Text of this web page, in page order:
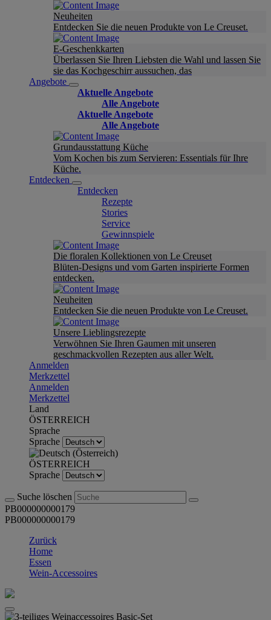
Neuheiten
Entdecken Sie die neuen Produkte von Le Creuset.
E-Geschenkkarten
Überlassen Sie Ihren Liebsten die Wahl und lassen Sie
sie das Kochgeschirr aussuchen, das
Angebote
Aktuelle Angebote
Alle Angebote
Aktuelle Angebote
Alle Angebote
Grundausstattung Küche
Vom Kochen bis zum Servieren: Essentials für Ihre
Küche.
Entdecken
Entdecken
Rezepte
Stories
Service
Gewinnspiele
Die floralen Kollektionen von Le Creuset
Blüten-Designs und vom Garten inspirierte Formen
entdecken.
Neuheiten
Entdecken Sie die neuen Produkte von Le Creuset.
Unsere Lieblingsrezepte
Verwöhnen Sie Ihren Gaumen mit unseren
geschmackvollen Rezepten aus aller Welt.
Anmelden
Merkzettel
Anmelden
Merkzettel
Land
ÖSTERREICH
Sprache
Sprache
ÖSTERREICH
Sprache
Suche löschen
PB000000000179
PB000000000179
Zurück
Home
Essen
Wein-Accessoires